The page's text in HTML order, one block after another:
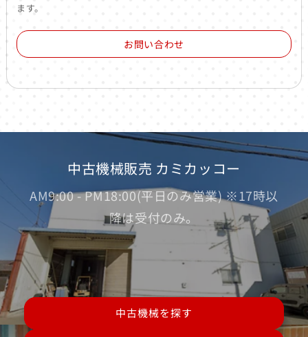
ます。
お問い合わせ
中古機械販売 カミカッコー
AM9:00 - PM18:00(平日のみ営業) ※17時以
降は受付のみ。
中古機械を探す